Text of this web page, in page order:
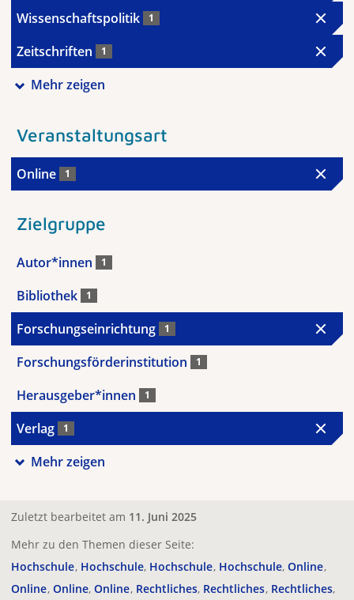
Wissenschaftspolitik 1
Zeitschriften 1
Mehr zeigen
Veranstaltungsart
Online 1
Zielgruppe
Autor*innen 1
Bibliothek 1
Forschungseinrichtung 1
Forschungsförderinstitution 1
Herausgeber*innen 1
Verlag 1
Mehr zeigen
Zuletzt bearbeitet am 11. Juni 2025
Mehr zu den Themen dieser Seite:
Hochschule Hochschule Hochschule Hochschule Online
Online Online Online Rechtliches Rechtliches Rechtliches